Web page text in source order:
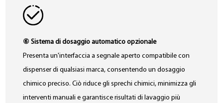
⑥ Sistema di dosaggio automatico opzionale
Presenta un'interfaccia a segnale aperto compatibile con
dispenser di qualsiasi marca, consentendo un dosaggio
chimico preciso. Ciò riduce gli sprechi chimici, minimizza gli
interventi manuali e garantisce risultati di lavaggio più